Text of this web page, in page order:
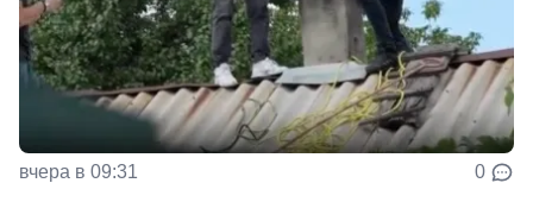
вчера в 09:31 0